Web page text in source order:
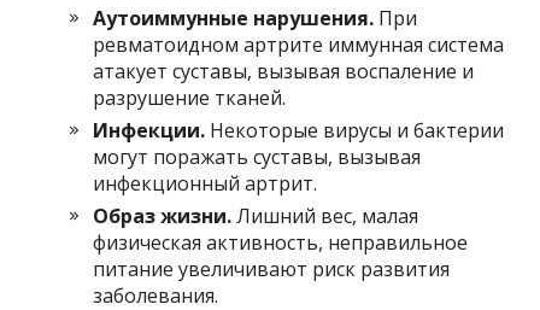
Аутоиммунные нарушения. При
ревматоидном артрите иммунная система
атакует суставы, вызывая воспаление и
разрушение тканей.
Инфекции. Некоторые вирусы и бактерии
могут поражать суставы, вызывая
инфекционный артрит.
Образ жизни.Лишний вес, малая
физическая активность, неправильное
питание увеличивают риск развития
заболевания.